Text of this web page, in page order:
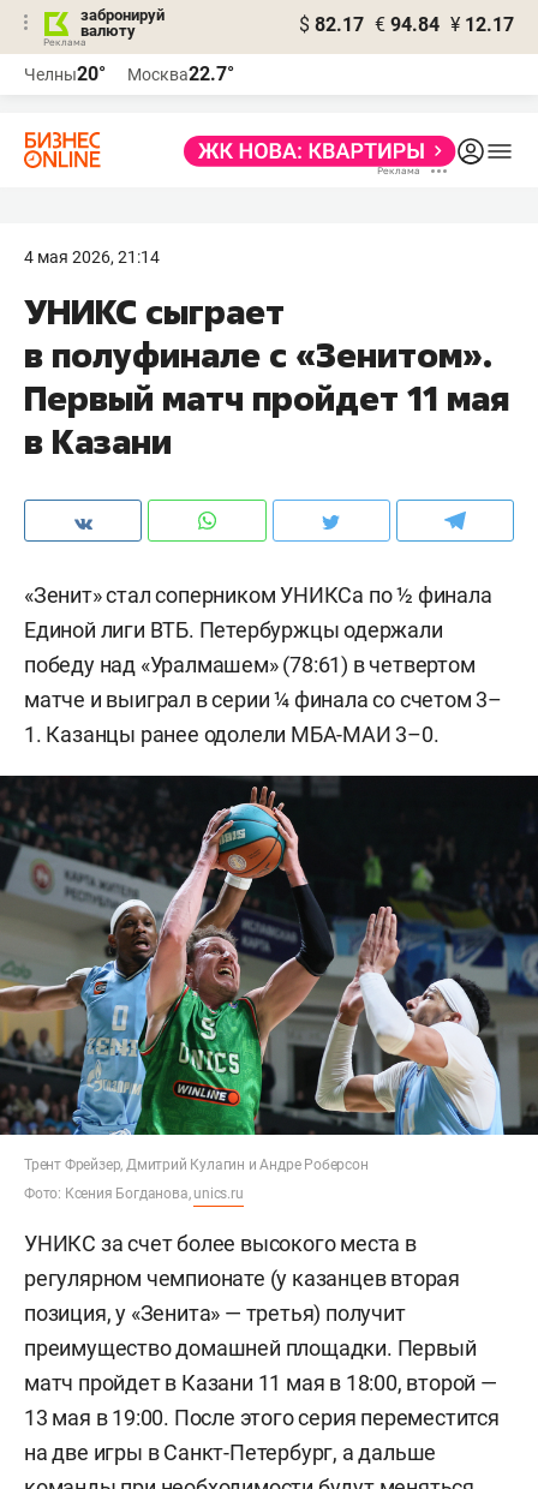
забронируй
валюту
$ 82.17 € 94.84 ¥ 12.17
Челны20° Москва22.7°
4 мая 2026, 21:14
УНИКС сыграет
в полуфинале с «Зенитом».
Первый матч пройдет 11 мая
в Казани
«Зенит» стал соперником УНИКСа по ½ финала
Единой лиги ВТБ. Петербуржцы одержали
победу над «Уралмашем» (78:61) в четвертом
матче и выиграл в серии ¼ финала со счетом 3–
1. Казанцы ранее одолели МБА-МАИ 3–0.
Трент Фрейзер, Дмитрий Кулагин и Андре Роберсон
Фото: Ксения Богданова, unics.ru
УНИКС за счет более высокого места в
регулярном чемпионате (у казанцев вторая
позиция, у «Зенита» — третья) получит
преимущество домашней площадки. Первый
матч пройдет в Казани 11 мая в 18:00, второй —
13 мая в 19:00. После этого серия переместится
на две игры в Санкт-Петербург, а дальше